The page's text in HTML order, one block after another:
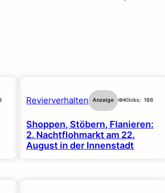
Revierverhalten Anzeige Klicks: 186
Shoppen, Stöbern, Flanieren:
2. Nachtflohmarkt am 22.
August in der Innenstadt